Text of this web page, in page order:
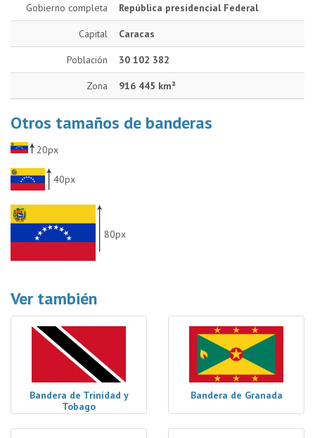
Gobierno completa República presidencial Federal
Capital Caracas
Población 30 102 382
Zona 916 445 km²
Otros tamaños de banderas
20px
40px
80px
Ver también
Bandera de Trinidad y
Tobago
Bandera de Granada